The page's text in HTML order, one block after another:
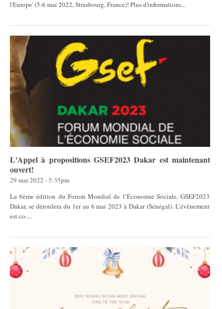
l'Europe' (5-6 mai 2022, Strasbourg, France)! Plus d'informations...
L'Appel à propositions GSEF2023 Dakar est maintenant
ouvert!
29 mar 2022 - 5:35pm
La 6ème édition du Forum Mondial de l’Economie Sociale, GSEF2023
Dakar, se déroulera du 1er au 6 mai 2023 à Dakar (Sénégal). L’évènement
est co-...